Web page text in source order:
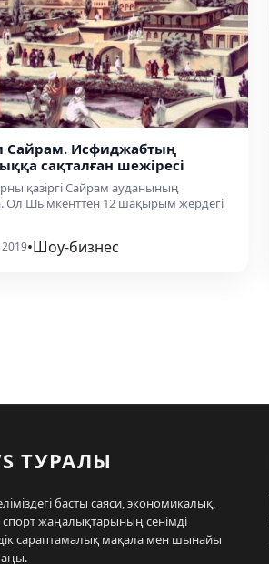
Сайрам. Исфиджабтың
сақталған шежіресі
қазіргі Сайрам ауданының
Ол Шымкенттен 12 шақырым жердегі
•Шоу-бизнес
ТУРАЛЫ
басты саяси, экономикалық,
жаңалықтарының сенімді
сараптамалық мақала мен шынайы